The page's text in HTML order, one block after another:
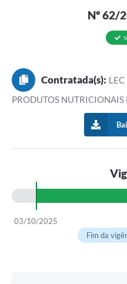
Nº 62/
Contratada(s):
PRODUTOS NUTRICIONAIS
03/10/2025
Fim da